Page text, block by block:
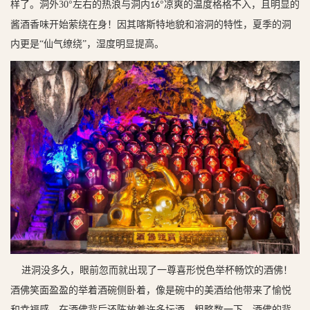
样了。洞外30°左右的热浪与洞内16°凉爽的温度格格不入，且明显的
酱酒香味开始萦绕在身！因其喀斯特地貌和溶洞的特性，夏季的洞
内更是“仙气缭绕”，湿度明显提高。
进洞没多久，眼前忽而就出现了一尊喜形悦色举杯畅饮的酒佛！
酒佛笑面盈盈的举着酒碗侧卧着，像是碗中的美酒给他带来了愉悦